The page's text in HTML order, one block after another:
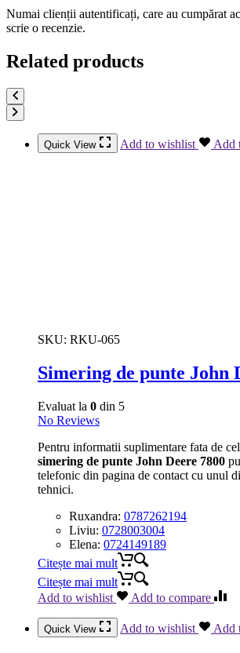
Numai clienții autentificați, care au cumpărat
scrie o recenzie.
Related products
Quick View Add to wishlist Add
SKU: RKU-065
Simering de punte John
Evaluat la 0 din 5
No Reviews
Pentru informatii suplimentare fata de
simering de punte John Deere 7800
telefonic din pagina de contact cu unul
tehnici.
Ruxandra: 0787262194
Liviu: 0728003004
Elena: 0724149189
Citește mai mult
Citește mai mult
Add to wishlist
Add to compare
Quick View Add to wishlist Add